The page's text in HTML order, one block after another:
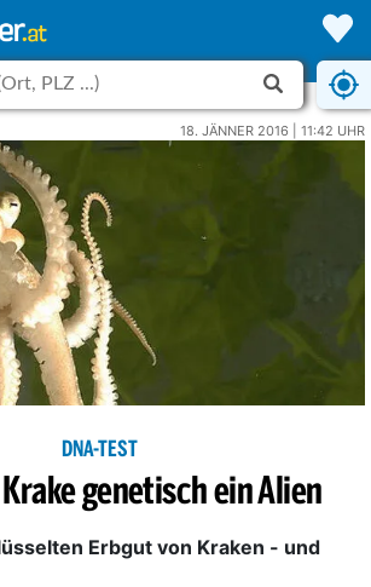
18. JÄNNER 2016 | 11:42 UHR
DNA-TEST
genetisch ein Alien
Erbgut von Kraken - und